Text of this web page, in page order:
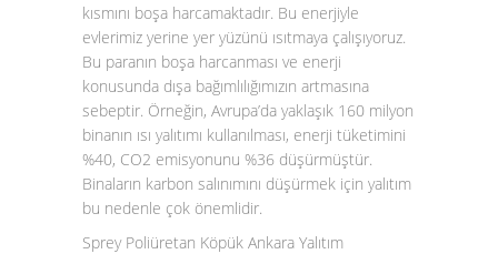
kısmını boşa harcamaktadır. Bu enerjiyle
evlerimiz yerine yer yüzünü ısıtmaya çalışıyoruz.
Bu paranın boşa harcanması ve enerji
konusunda dışa bağımlılığımızın artmasına
sebeptir. Örneğin, Avrupa’da yaklaşık 160 milyon
binanın ısı yalıtımı kullanılması, enerji tüketimini
%40, CO2 emisyonunu %36 düşürmüştür.
Binaların karbon salınımını düşürmek için yalıtım
bu nedenle çok önemlidir.
Sprey Poliüretan Köpük Ankara Yalıtım